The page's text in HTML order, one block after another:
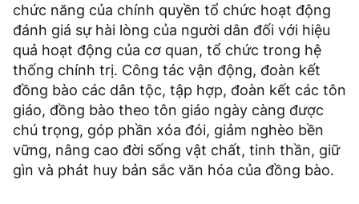
chức năng của chính quyền tổ chức hoạt động
đánh giá sự hài lòng của người dân đối với hiệu
quả hoạt động của cơ quan, tổ chức trong hệ
thống chính trị. Công tác vận động, đoàn kết
đồng bào các dân tộc, tập hợp, đoàn kết các tôn
giáo, đồng bào theo tôn giáo ngày càng được
chú trọng, góp phần xóa đói, giảm nghèo bền
vững, nâng cao đời sống vật chất, tinh thần, giữ
gìn và phát huy bản sắc văn hóa của đồng bào.